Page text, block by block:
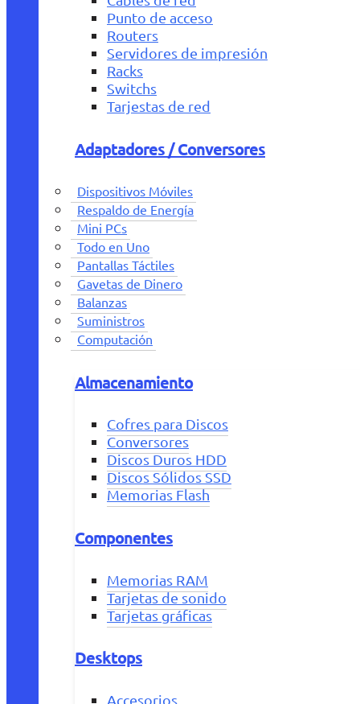
Punto de acceso
Routers
Servidores de impresión
Racks
Switchs
Tarjestas de red
Adaptadores / Conversores
Dispositivos Móviles
Respaldo de Energía
Mini PCs
Todo en Uno
Pantallas Táctiles
Gavetas de Dinero
Balanzas
Suministros
Computación
Almacenamiento
Cofres para Discos
Conversores
Discos Duros HDD
Discos Sólidos SSD
Memorias Flash
Componentes
Memorias RAM
Tarjetas de sonido
Tarjetas gráficas
Desktops
Accesorios